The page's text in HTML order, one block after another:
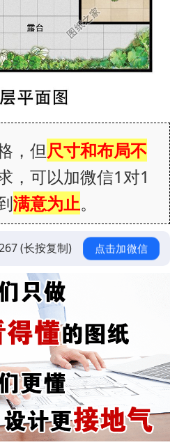
，但尺寸和布局不
，可以加微信1对1
满意为止。
(长按复制) 点击加微信